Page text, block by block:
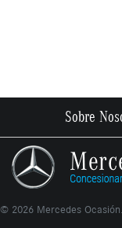
Sobre
© 2026 Mercedes